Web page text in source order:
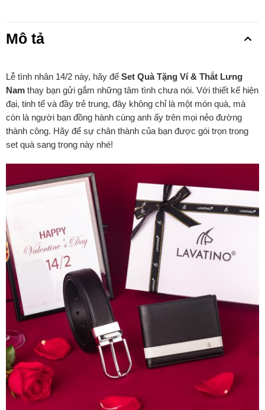
Mô tả
Lễ tình nhân 14/2 này, hãy để Set Quà Tặng Ví & Thắt Lưng
Nam thay bạn gửi gắm những tâm tình chưa nói. Với thiết kế hiện
đại, tinh tế và đầy trẻ trung, đây không chỉ là một món quà, mà
còn là người bạn đồng hành cùng anh ấy trên mọi nẻo đường
thành công. Hãy để sự chân thành của bạn được gói trọn trong
set quà sang trọng này nhé!